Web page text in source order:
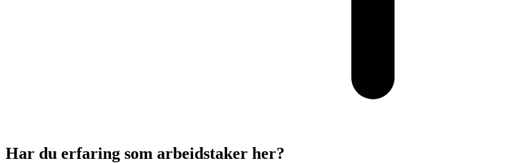
Har du erfaring som arbeidstaker her?